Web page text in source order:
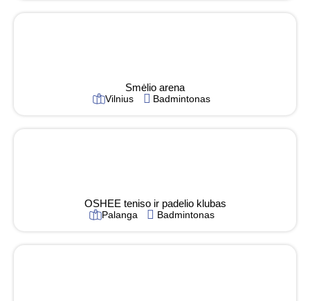
Smėlio arena
Vilnius Badmintonas
OSHEE teniso ir padelio klubas
Palanga Badmintonas